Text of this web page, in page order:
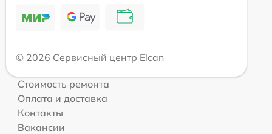
© 2026 Сервисный центр Elcan
Стоимость ремонта
Оплата и доставка
Контакты
Вакансии